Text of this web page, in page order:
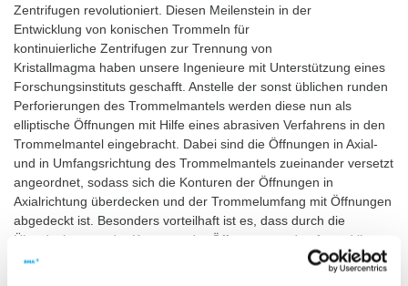
Zentrifugen revolutioniert. Diesen Meilenstein in der
Entwicklung von konischen Trommeln für
kontinuierliche Zentrifugen zur Trennung von
Kristallmagma haben unsere Ingenieure mit Unterstützung eines
Forschungsinstituts geschafft. Anstelle der sonst üblichen runden
Perforierungen des Trommelmantels werden diese nun als
elliptische Öffnungen mit Hilfe eines abrasiven Verfahrens in den
Trommelmantel eingebracht. Dabei sind die Öffnungen in Axial-
und in Umfangsrichtung des Trommelmantels zueinander versetzt
angeordnet, sodass sich die Konturen der Öffnungen in
Axialrichtung überdecken und der Trommelumfang mit Öffnungen
abgedeckt ist. Besonders vorteilhaft ist es, dass durch die
Überdeckungen der Konturen der Öffnungen und aufgrund ihrer
versetzten Anordnung quasi ein umlaufender Schlitz gebildet wird.